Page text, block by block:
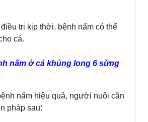
trị kịp thời, bệnh nấm có thể
cá.
nấm ở cá khủng long 6 sừng
nấm hiệu quả, người nuôi cần
pháp sau: